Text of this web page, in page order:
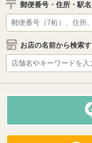
郵便番号・住所・駅
お店の名前から検索